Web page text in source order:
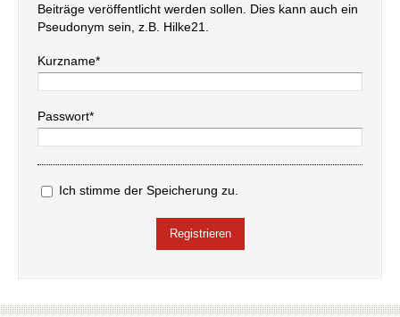
Beiträge veröffentlicht werden sollen. Dies kann auch ein
Pseudonym sein, z.B. Hilke21.
Kurzname*
Passwort*
Ich stimme der Speicherung zu.